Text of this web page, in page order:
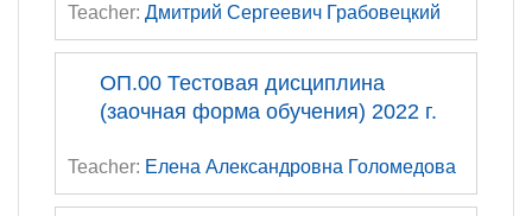
Teacher: Дмитрий Сергеевич Грабовецкий
ОП.00 Тестовая дисциплина
(заочная форма обучения) 2022 г.
Teacher: Елена Александровна Голомедова